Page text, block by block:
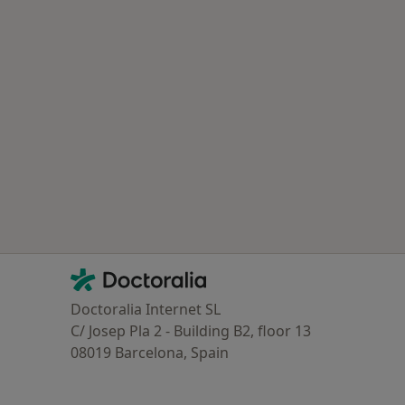
Contacto
Doctoralia - Página de inicio
Doctoralia Internet SL
C/ Josep Pla 2 - Building B2, floor 13
08019 Barcelona, Spain